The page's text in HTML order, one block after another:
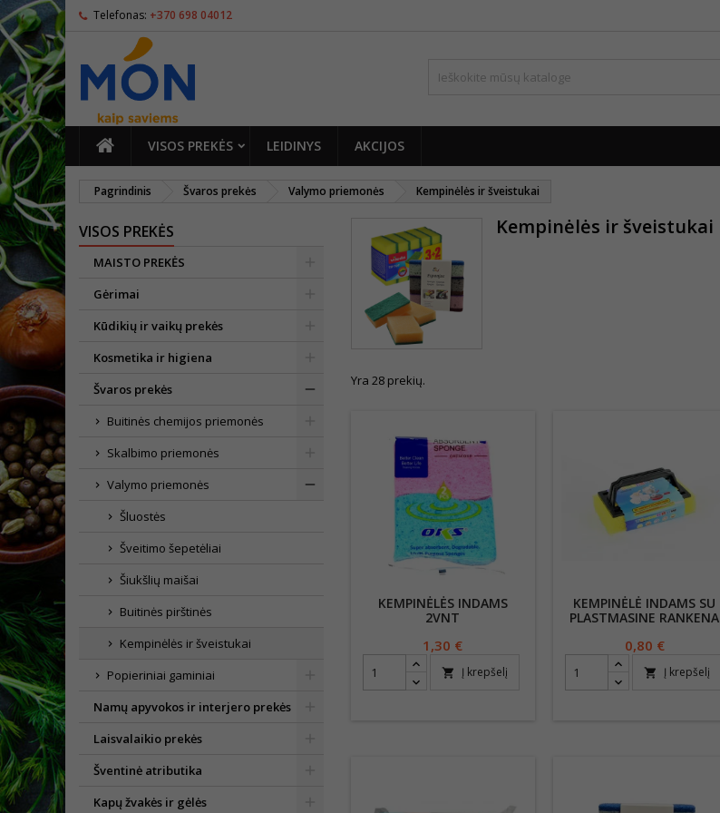
Telefonas: +370 698 04012
PAGRINDINIS
VISOS PREKĖS LEIDINYS AKCIJOS
Pagrindinis Švaros prekės Valymo priemonės Kempinėlės ir šveistukai
VISOS PREKĖS
MAISTO PREKĖS
Gėrimai
Kūdikių ir vaikų prekės
Kosmetika ir higiena
Švaros prekės
Buitinės chemijos priemonės
Skalbimo priemonės
Valymo priemonės
Šluostės
Šveitimo šepetėliai
Šiukšlių maišai
Buitinės pirštinės
Kempinėlės ir šveistukai
Popieriniai gaminiai
Namų apyvokos ir interjero prekės
Laisvalaikio prekės
Šventinė atributika
Kapų žvakės ir gėlės
Kempinėlės ir šveistukai
Yra 28 prekių.
KEMPINĖLĖS INDAMS
2VNT
Kaina
1,30 €
shopping_cart Į krepšelį
KEMPINĖLĖ INDAMS SU
PLASTMASINE RANKENA
Kaina
0,80 €
shopping_cart Į krepšelį